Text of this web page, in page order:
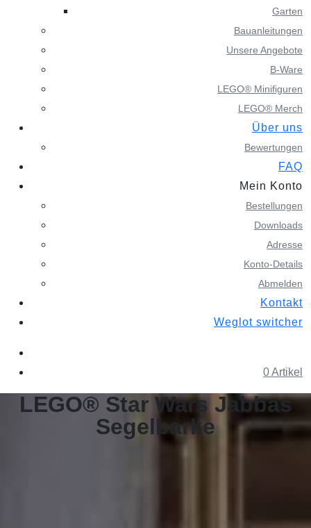
Garten
Bauanleitungen
Unsere Angebote
B-Ware
LEGO® Minifiguren
LEGO® Merch
Über uns
Bewertungen
FAQ
Mein Konto
Bestellungen
Downloads
Adresse
Konto-Details
Abmelden
Kontakt
Weglot switcher
0 Artikel
LEGO® Star Wars Jabbas
Segelbarke